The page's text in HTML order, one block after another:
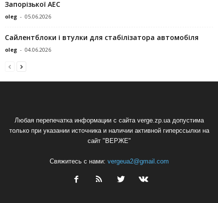
Запорізької АЕС
oleg - 05.06.2026
Сайлентблоки і втулки для стабілізатора автомобіля
oleg - 04.06.2026
Любая перепечатка информации с сайта verge.zp.ua допустима
только при указании источника и наличии активной гиперссылки на
сайт "ВЕРЖЕ"
Свяжитесь с нами: vergeua2@gmail.com